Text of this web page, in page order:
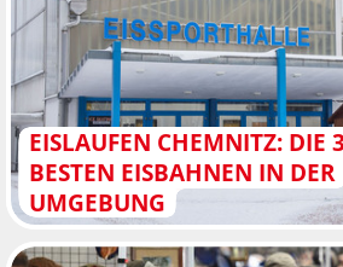
EISLAUFEN CHEMNITZ: DIE 3
BESTEN EISBAHNEN IN DER
UMGEBUNG